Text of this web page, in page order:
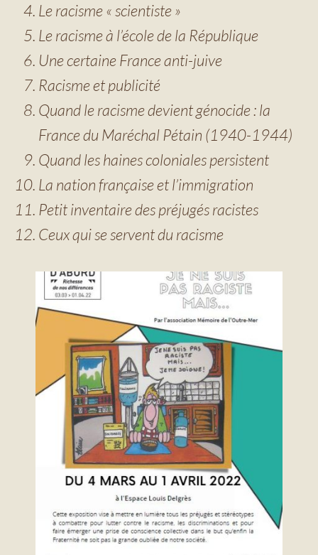
Le racisme « scientiste »
Le racisme à l’école de la République
Une certaine France anti-juive
Racisme et publicité
Quand le racisme devient génocide : la
France du Maréchal Pétain (1940-1944)
Quand les haines coloniales persistent
La nation française et l’immigration
Petit inventaire des préjugés racistes
Ceux qui se servent du racisme